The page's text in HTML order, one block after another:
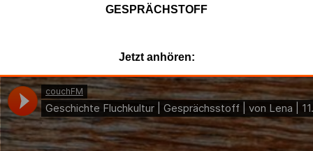
GESPRÄCHSTOFF
Jetzt anhören: